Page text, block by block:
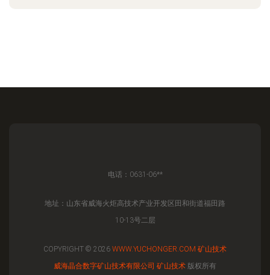
电话：0631-06**
地址：山东省威海火炬高技术产业开发区田和街道福田路
10-13号二层
COPYRIGHT © 2026 WWW.YUCHONGER.COM 矿山技术
威海晶合数字矿山技术有限公司 矿山技术 版权所有